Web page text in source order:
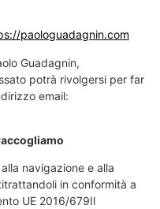
paologuadagnin.com
Guadagnin,
potrà rivolgersi per far
email:
navigazione e alla
in conformità a
UE 2016/679Il